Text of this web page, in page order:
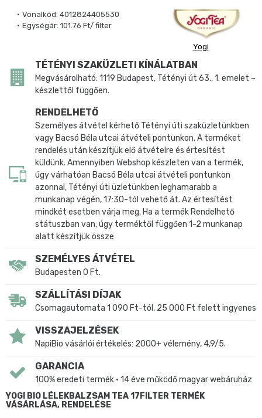
Vonalkód: 4012824405530
Egységár: 101.76 Ft/ filter
Yogi
TÉTÉNYI SZAKÜZLETI KÍNÁLATBAN
Megvásárolható: 1119 Budapest, Tétényi út 63., 1. emelet –
készlettől függően.
RENDELHETŐ
Személyes átvétel kérhető Tétényi úti szaküzletünkben
vagy Bacsó Béla utcai átvételi pontunkon. A terméket
rendelés után készítjük elő átvételre és értesítést
küldünk. Amennyiben Webshop készleten van a termék,
úgy várhatóan Bacsó Béla utcai átvételi pontunkon
azonnal, Tétényi úti üzletünkben leghamarabb a
munkanap végén, 17:30-tól vehető át. Az értesítést
mindkét esetben várja meg. Ha a termék Rendelhető
státuszban van, úgy terméktől függően 1-2 munkanap
alatt készítjük össze
SZEMÉLYES ÁTVÉTEL
Budapesten 0 Ft.
SZÁLLÍTÁSI DÍJAK
Csomagautomata 1 090 Ft-tól, 25 000 Ft felett ingyenes
VISSZAJELZÉSEK
NapiBio vásárlói értékelés: 2000+ vélemény, 4,9/5.
GARANCIA
100% eredeti termék • 14 éve működő magyar webáruház
YOGI BIO LÉLEKBALZSAM TEA 17FILTER TERMÉK
VÁSÁRLÁSA, RENDELÉSE